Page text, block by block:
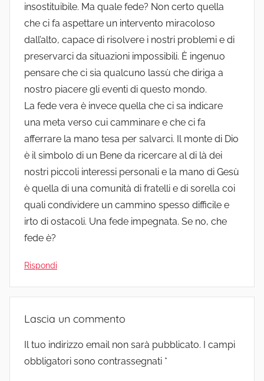
insostituibile. Ma quale fede? Non certo quella
che ci fa aspettare un intervento miracoloso
dall’alto, capace di risolvere i nostri problemi e di
preservarci da situazioni impossibili. È ingenuo
pensare che ci sia qualcuno lassù che diriga a
nostro piacere gli eventi di questo mondo.
La fede vera è invece quella che ci sa indicare
una meta verso cui camminare e che ci fa
afferrare la mano tesa per salvarci. Il monte di Dio
è il simbolo di un Bene da ricercare al di là dei
nostri piccoli interessi personali e la mano di Gesù
è quella di una comunità di fratelli e di sorella coi
quali condividere un cammino spesso difficile e
irto di ostacoli. Una fede impegnata. Se no, che
fede è?
Rispondi
Lascia un commento
Il tuo indirizzo email non sarà pubblicato. I campi
obbligatori sono contrassegnati *